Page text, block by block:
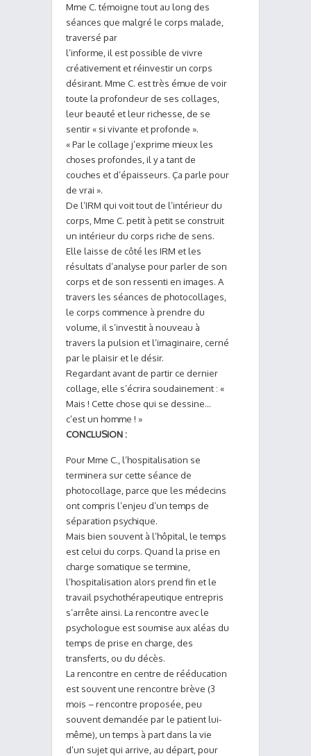
Mme C. témoigne tout au long des
séances que malgré le corps malade,
traversé par
l’informe, il est possible de vivre
créativement et réinvestir un corps
désirant. Mme C. est très émue de voir
toute la profondeur de ses collages,
leur beauté et leur richesse, de se
sentir « si vivante et profonde ».
« Par le collage j’exprime mieux les
choses profondes, il y a tant de
couches et d’épaisseurs. Ça parle pour
de vrai ».
De l’IRM qui voit tout de l’intérieur du
corps, Mme C. petit à petit se construit
un intérieur du corps riche de sens.
Elle laisse de côté les IRM et les
résultats d’analyse pour parler de son
corps et de son ressenti en images. A
travers les séances de photocollages,
le corps commence à prendre du
volume, il s’investit à nouveau à
travers la pulsion et l’imaginaire, cerné
par le plaisir et le désir.
Regardant avant de partir ce dernier
collage, elle s’écrira soudainement : «
Mais ! Cette chose qui se dessine…
c’est un homme ! »
CONCLUSION :
Pour Mme C., l’hospitalisation se
terminera sur cette séance de
photocollage, parce que les médecins
ont compris l’enjeu d’un temps de
séparation psychique.
Mais bien souvent à l’hôpital, le temps
est celui du corps. Quand la prise en
charge somatique se termine,
l’hospitalisation alors prend fin et le
travail psychothérapeutique entrepris
s’arrête ainsi. La rencontre avec le
psychologue est soumise aux aléas du
temps de prise en charge, des
transferts, ou du décès.
La rencontre en centre de rééducation
est souvent une rencontre brève (3
mois – rencontre proposée, peu
souvent demandée par le patient lui-
même), un temps à part dans la vie
d’un sujet qui arrive, au départ, pour